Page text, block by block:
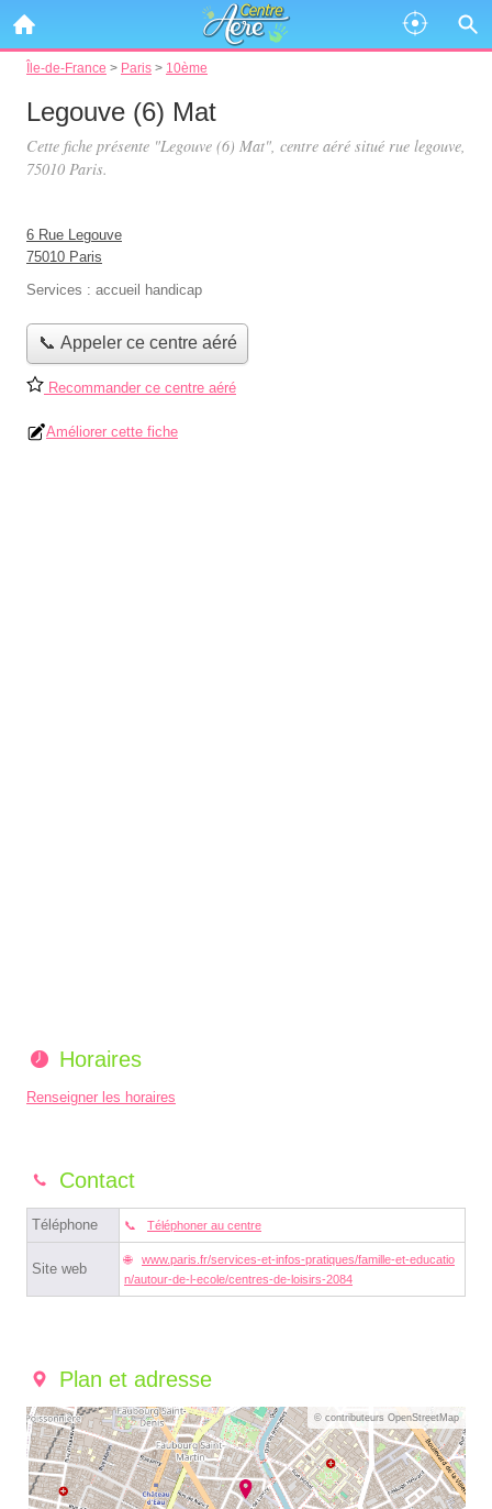
Île-de-France > Paris > 10ème
Legouve (6) Mat
Cette fiche présente "Legouve (6) Mat", centre aéré situé rue legouve,
75010 Paris.
6 Rue Legouve
75010 Paris
Services : accueil handicap
📞 Appeler ce centre aéré
Recommander ce centre aéré
Améliorer cette fiche
Horaires
Renseigner les horaires
Contact
Téléphone Téléphoner au centre
Site web
www.paris.fr/services-et-infos-pratiques/famille-et-educatio
n/autour-de-l-ecole/centres-de-loisirs-2084
Plan et adresse
© contributeurs OpenStreetMap